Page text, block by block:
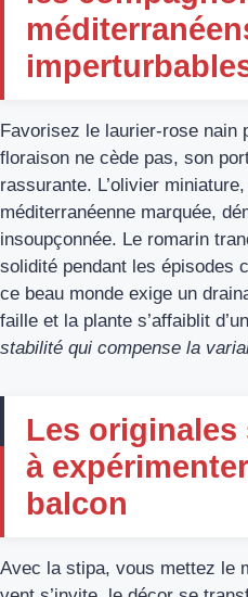
Favorisez le laurier-rose nain
floraison ne cède pas, son
rassurante. L’olivier
méditerranéenne marquée,
insoupçonnée. Le romarin
solidité pendant les épisodes
ce beau monde exige un
faille et la plante s’affaiblit
stabilité qui compense la
Les
à
balcon
Avec la stipa, vous mettez le